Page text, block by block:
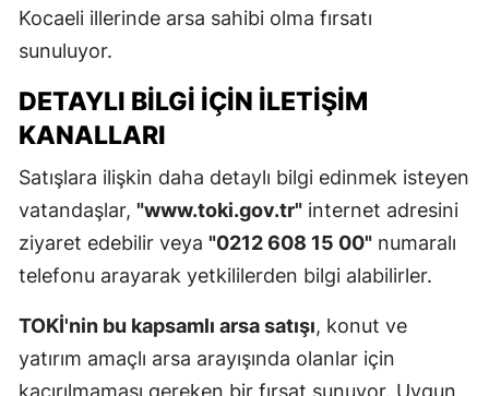
Kocaeli illerinde arsa sahibi olma fırsatı
sunuluyor.
DETAYLI BILGI İÇIN İLETIŞIM
KANALLARI
Satışlara ilişkin daha detaylı bilgi edinmek isteyen
vatandaşlar, "www.toki.gov.tr" internet adresini
ziyaret edebilir veya "0212 608 15 00" numaralı
telefonu arayarak yetkililerden bilgi alabilirler.
TOKİ'nin bu kapsamlı arsa satışı, konut ve
yatırım amaçlı arsa arayışında olanlar için
kaçırılmaması gereken bir fırsat sunuyor. Uygun